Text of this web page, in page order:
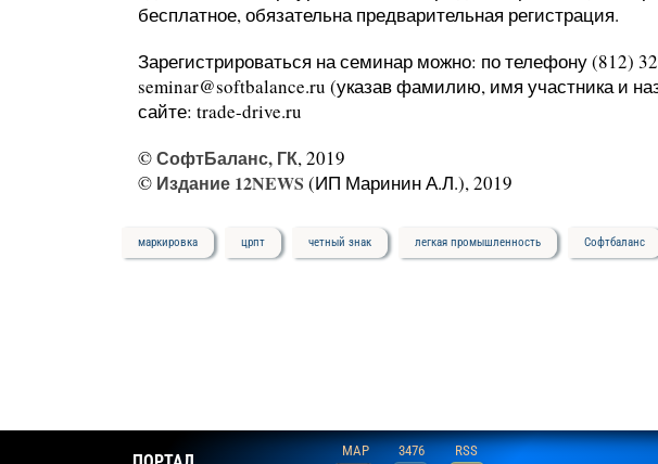
бесплатное, обязательна предварительная регистрация.
Зарегистрироваться на семинар можно: по телефону (812)
seminar@softbalance.ru (указав фамилию, имя участника и
сайте: trade-drive.ru
©СофтБаланс, ГК, 2019
© Издание 12NEWS (ИП Маринин А.Л.), 2019
маркировка црпт четный знак легкая промышленность Софтбаланс
MAP 3476 RSS